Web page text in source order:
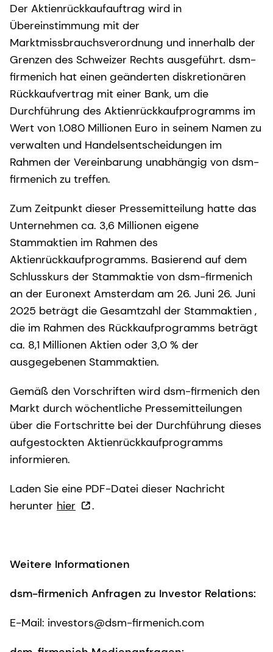
Der Aktienrückkaufauftrag wird in
Übereinstimmung mit der
Marktmissbrauchsverordnung und innerhalb der
Grenzen des Schweizer Rechts ausgeführt. dsm-
firmenich hat einen geänderten diskretionären
Rückkaufvertrag mit einer Bank, um die
Durchführung des Aktienrückkaufprogramms im
Wert von 1.080 Millionen Euro in seinem Namen zu
verwalten und Handelsentscheidungen im
Rahmen der Vereinbarung unabhängig von dsm-
firmenich zu treffen.
Zum Zeitpunkt dieser Pressemitteilung hatte das
Unternehmen ca. 3,6 Millionen eigene
Stammaktien im Rahmen des
Aktienrückkaufprogramms. Basierend auf dem
Schlusskurs der Stammaktie von dsm-firmenich
an der Euronext Amsterdam am 26. Juni 26. Juni
2025 beträgt die Gesamtzahl der Stammaktien ,
die im Rahmen des Rückkaufprogramms beträgt
ca. 8,1 Millionen Aktien oder 3,0 % der
ausgegebenen Stammaktien.
Gemäß den Vorschriften wird dsm-firmenich den
Markt durch wöchentliche Pressemitteilungen
über die Fortschritte bei der Durchführung dieses
aufgestockten Aktienrückkaufprogramms
informieren.
Laden Sie eine PDF-Datei dieser Nachricht
herunter hier .
Weitere Informationen
dsm-firmenich Anfragen zu Investor Relations:
E-Mail: investors@dsm-firmenich.com